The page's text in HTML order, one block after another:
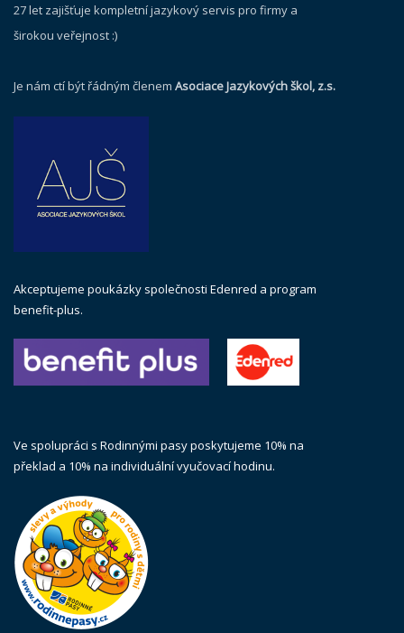
27 let zajišťuje kompletní jazykový servis pro firmy a
širokou veřejnost :)
Je nám ctí být řádným členem Asociace Jazykových škol, z.s.
Akceptujeme poukázky společnosti Edenred a program
benefit-plus.
Ve spolupráci s Rodinnými pasy poskytujeme 10% na
překlad a 10% na individuální vyučovací hodinu.